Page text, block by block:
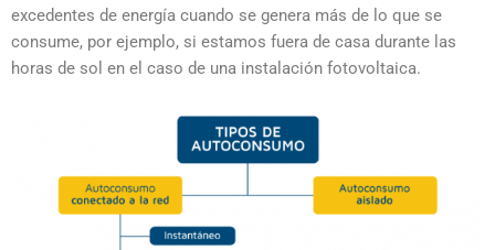
excedentes de energía cuando se genera más de lo que se
consume, por ejemplo, si estamos fuera de casa durante las
horas de sol en el caso de una instalación fotovoltaica.